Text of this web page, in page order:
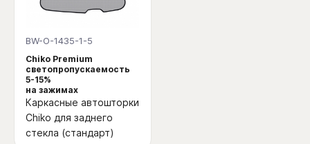
BW-O-1435-1-5
Chiko Premium
светопропускаемость
5-15%
на зажимах
Каркасные автошторки
Chiko для заднего
стекла (стандарт)